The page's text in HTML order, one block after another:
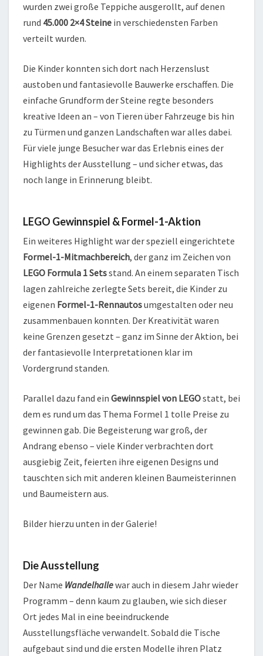
wurden zwei große Teppiche ausgerollt, auf denen
rund 45.000 2×4 Steine in verschiedensten Farben
verteilt wurden.
Die Kinder konnten sich dort nach Herzenslust
austoben und fantasievolle Bauwerke erschaffen. Die
einfache Grundform der Steine regte besonders
kreative Ideen an – von Tieren über Fahrzeuge bis hin
zu Türmen und ganzen Landschaften war alles dabei.
Für viele junge Besucher war das Erlebnis eines der
Highlights der Ausstellung – und sicher etwas, das
noch lange in Erinnerung bleibt.
LEGO Gewinnspiel & Formel-1-Aktion
Ein weiteres Highlight war der speziell eingerichtete
Formel-1-Mitmachbereich, der ganz im Zeichen von
LEGO Formula 1 Setsstand. An einem separaten Tisch
lagen zahlreiche zerlegte Sets bereit, die Kinder zu
eigenen Formel-1-Rennautosumgestalten oder neu
zusammenbauen konnten. Der Kreativität waren
keine Grenzen gesetzt – ganz im Sinne der Aktion, bei
der fantasievolle Interpretationen klar im
Vordergrund standen.
Parallel dazu fand ein Gewinnspiel von LEGOstatt, bei
dem es rund um das Thema Formel 1 tolle Preise zu
gewinnen gab. Die Begeisterung war groß, der
Andrang ebenso – viele Kinder verbrachten dort
ausgiebig Zeit, feierten ihre eigenen Designs und
tauschten sich mit anderen kleinen Baumeisterinnen
und Baumeistern aus.
Bilder hierzu unten in der Galerie!
Die Ausstellung
Der Name Wandelhallewar auch in diesem Jahr wieder
Programm – denn kaum zu glauben, wie sich dieser
Ort jedes Mal in eine beeindruckende
Ausstellungsfläche verwandelt. Sobald die Tische
aufgebaut sind und die ersten Modelle ihren Platz